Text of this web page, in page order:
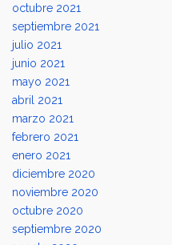
octubre 2021
septiembre 2021
julio 2021
junio 2021
mayo 2021
abril 2021
marzo 2021
febrero 2021
enero 2021
diciembre 2020
noviembre 2020
octubre 2020
septiembre 2020